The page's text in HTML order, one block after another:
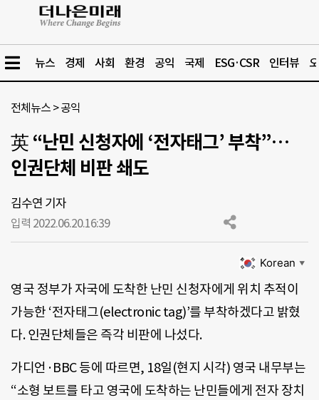
뉴스 경제 사회 환경 공익 국제 ESG·CSR 인터뷰
전체뉴스 >공익
英 “난민 신청자에 ‘전자태그’ 부착”…
인권단체 비판 쇄도
김수연 기자
입력 2022.06.20.16:39
Korean ▼
영국 정부가 자국에 도착한 난민 신청자에게 위치 추적이
가능한 ‘전자태그(electronic tag)’를 부착하겠다고 밝혔
다. 인권단체들은 즉각 비판에 나섰다.
가디언·BBC 등에 따르면, 18일(현지 시각) 영국 내무부는
“소형 보트를 타고 영국에 도착하는 난민들에게 전자 장치